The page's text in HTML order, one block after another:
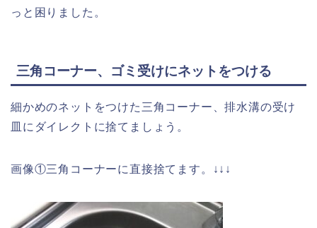
っと困りました。
三角コーナー、ゴミ受けにネットをつける
細かめのネットをつけた三角コーナー、排水溝の受け
皿にダイレクトに捨てましょう。
画像①三角コーナーに直接捨てます。↓↓↓